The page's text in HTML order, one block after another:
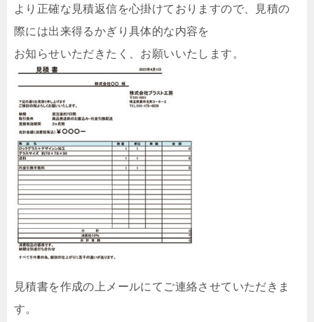
より正確な見積返信を心掛けておりますので、見積の
際には出来得るかぎり具体的な内容を
お知らせいただきたく、お願いいたします。
見積書を作成の上メールにてご連絡させていただきま
す。